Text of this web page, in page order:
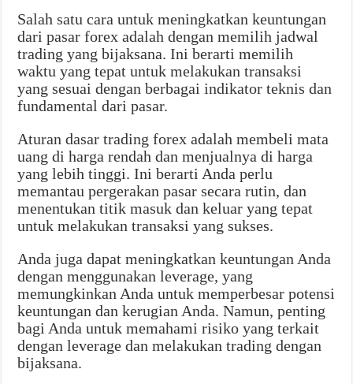
Salah satu cara untuk meningkatkan keuntungan
dari pasar forex adalah dengan memilih jadwal
trading yang bijaksana. Ini berarti memilih
waktu yang tepat untuk melakukan transaksi
yang sesuai dengan berbagai indikator teknis dan
fundamental dari pasar.
Aturan dasar trading forex adalah membeli mata
uang di harga rendah dan menjualnya di harga
yang lebih tinggi. Ini berarti Anda perlu
memantau pergerakan pasar secara rutin, dan
menentukan titik masuk dan keluar yang tepat
untuk melakukan transaksi yang sukses.
Anda juga dapat meningkatkan keuntungan Anda
dengan menggunakan leverage, yang
memungkinkan Anda untuk memperbesar potensi
keuntungan dan kerugian Anda. Namun, penting
bagi Anda untuk memahami risiko yang terkait
dengan leverage dan melakukan trading dengan
bijaksana.